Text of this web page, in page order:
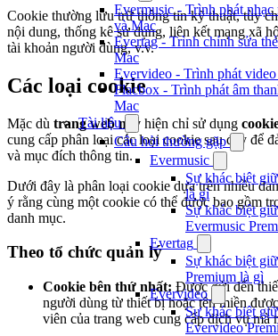
Evermusic - Trình phát
và Mac
Evertag - Trình chỉnh sửa
Mac
Evervideo - Trình phát
Flacbox - Trình phát âm
Mac
Tài liệu
Câu hỏi thường gặp
Evermusic
Sự khác biệt
là gì
Sự khác biệt
Evermusic
Evertag
Sự khác biệt
Premium là gì
Evervideo
Sự khác biệt
Evervideo
Cookie thường lưu trữ thông tin kỹ thuật, tùy
nội dung, thống kê sử dụng, liên kết mạng xã
tài khoản người dùng, v.v.
Các loại cookie
Mặc dù trang web này hiện chỉ sử dụng
cung cấp phân loại các loại cookie sau đây để
và mục đích thông tin.
Dưới đây là phân loại cookie dựa trên nhiều
ý rằng cùng một cookie có thể được bao gồm
danh mục.
Theo tổ chức quản lý
Cookie bên thứ nhất: Được gửi đến
người dùng từ thiết bị hoặc tên miền
viên của trang web cung cấp dịch vụ mà